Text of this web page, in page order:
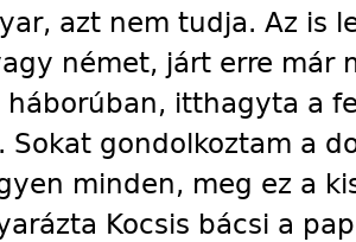
azt nem tudja. Az is
német, járt erre már
háborúban, itthagyta a
Sokat gondolkoztam a
minden, meg ez a
Kocsis bácsi a